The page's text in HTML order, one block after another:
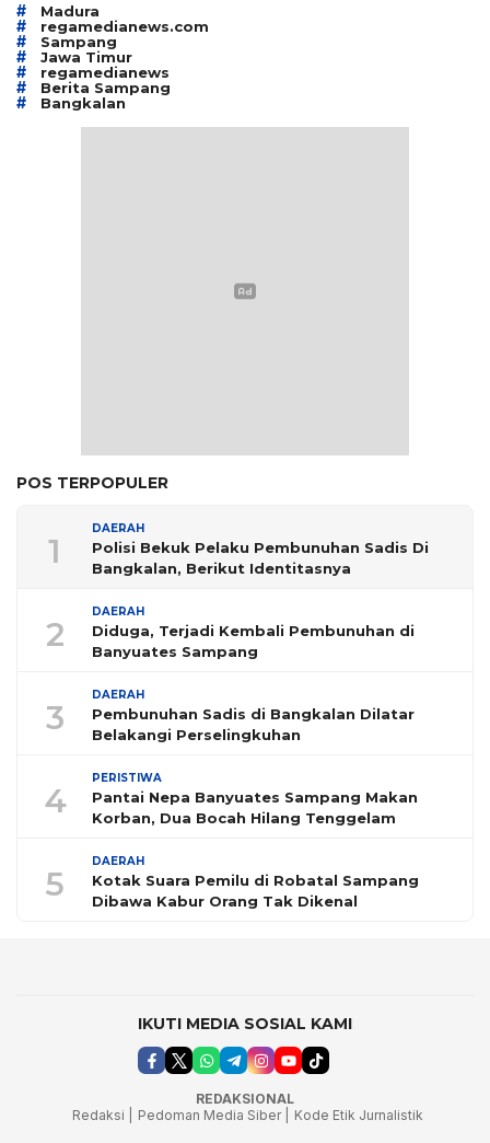
# Madura
# regamedianews.com
# Sampang
# Jawa Timur
# regamedianews
# Berita Sampang
# Bangkalan
POS TERPOPULER
1
DAERAH
Polisi Bekuk Pelaku Pembunuhan Sadis Di
Bangkalan, Berikut Identitasnya
2
DAERAH
Diduga, Terjadi Kembali Pembunuhan di
Banyuates Sampang
3
DAERAH
Pembunuhan Sadis di Bangkalan Dilatar
Belakangi Perselingkuhan
4
PERISTIWA
Pantai Nepa Banyuates Sampang Makan
Korban, Dua Bocah Hilang Tenggelam
5
DAERAH
Kotak Suara Pemilu di Robatal Sampang
Dibawa Kabur Orang Tak Dikenal
IKUTI MEDIA SOSIAL KAMI
REDAKSIONAL
Redaksi |
Pedoman Media Siber |
Kode Etik Jurnalistik